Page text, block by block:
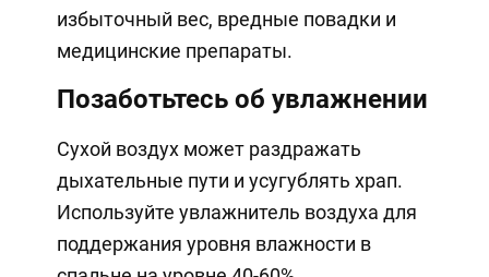
избыточный вес, вредные повадки и
медицинские препараты.
Позаботьтесь об увлажнении
Сухой воздух может раздражать
дыхательные пути и усугублять храп.
Используйте увлажнитель воздуха для
поддержания уровня влажности в